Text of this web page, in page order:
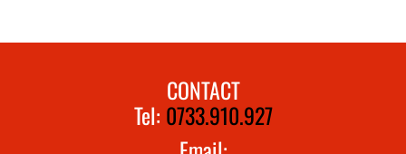
CONTACT
Tel: 0733.910.927